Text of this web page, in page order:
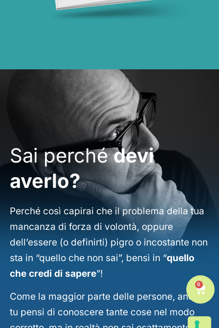
Sai perchédevi
averlo?
Perché così capirai che il problema della tua
mancanza di forza di volontà, oppure
dell’essere (o definirti) pigro o incostante non
sta in “quello che non sai”, bensì in “quello
che credi di sapere”!
Come la maggior parte delle persone, anche
tu pensi di conoscere tante cose nel modo
0